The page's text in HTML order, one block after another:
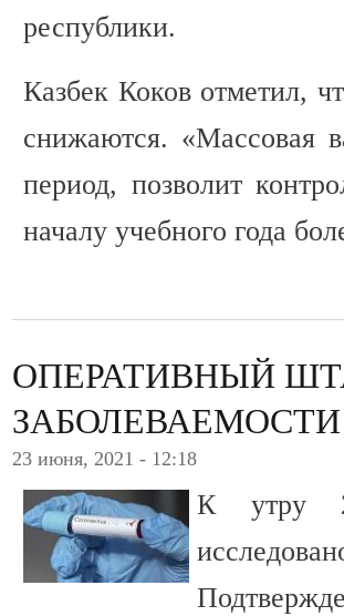
республики.
Казбек Коков отметил,
снижаются. «Массовая
период, позволит
началу учебного года
ОПЕРАТИВНЫЙ
23 июня, 2021 - 12:18
К утру